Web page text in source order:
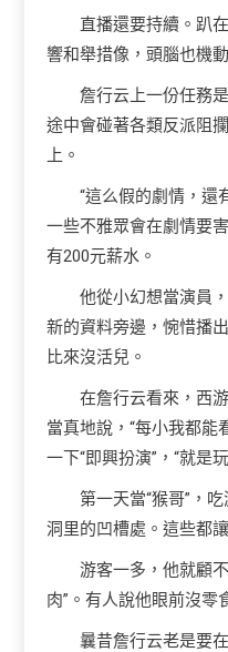
直播還要持續。趴
響和舉措像，頭腦也機
詹行云上一份任務
途中會碰著各類反派阻
上。
“這么假的劇情，還
一些不雅眾會在劇情要
有200元薪水。
他從小幻想當演員
新的資料旁邊，惋惜播
比來沒活兒。
在詹行云看來，西
當真地說，“每小我都
一下“即興扮演”，“就是
第一天當“猴哥”，
洞里的凹槽處。這些都
游客一多，他就顧
肉”。有人說他眼前沒零
曩昔詹行云老是要